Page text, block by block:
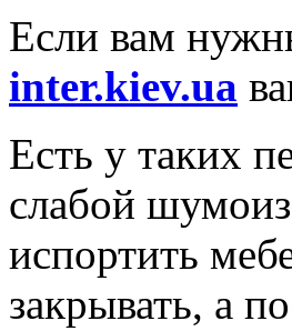
Если вам
inter.kiev.ua
Есть у таких
слабой
испортить
закрывать, а